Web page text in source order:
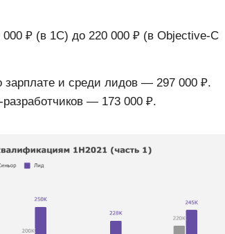
₽ (в 1С) до 220 000 ₽ (в Objective-С
зарплате и среди лидов — 297 000 ₽.
— 173 000 ₽.